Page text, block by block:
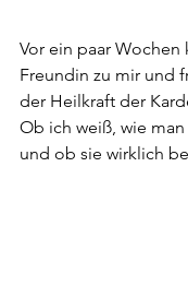
Vor ein paar Wochen
Freundin zu mir und
der Heilkraft der
Ob ich weiß, wie
und ob sie wirklich